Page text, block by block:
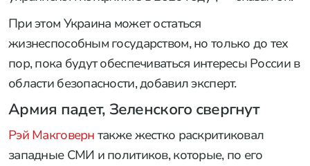
При этом Украина может остаться
жизнеспособным государством, но только до тех
пор, пока будут обеспечиваться интересы России в
области безопасности, добавил эксперт.
Армия падет, Зеленского свергнут
Рэй Макговерн также жестко раскритиковал
западные СМИ и политиков, которые, по его